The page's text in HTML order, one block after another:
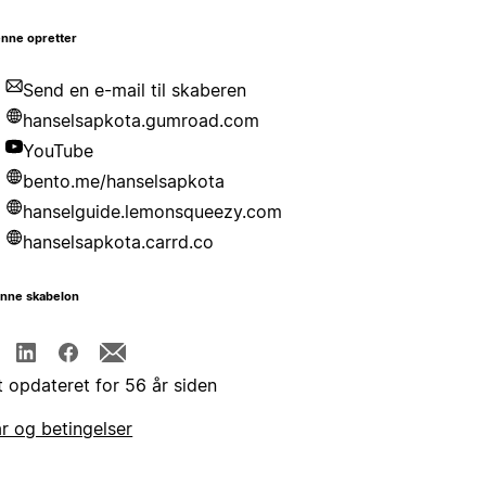
opretter
Send en e-mail til skaberen
hanselsapkota.gumroad.com
YouTube
bento.me/hanselsapkota
hanselguide.lemonsqueezy.com
hanselsapkota.carrd.co
skabelon
opdateret for 56 år siden
og betingelser